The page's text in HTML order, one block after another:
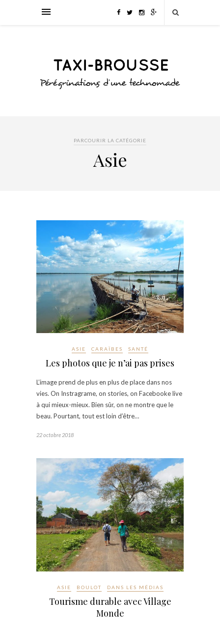
PARCOURIR LA CATÉGORIE
Asie
ASIE CARAÏBES SANTÉ
Les photos que je n’ai pas prises
L’image prend de plus en plus de place dans nos
vies. On Instragrame, on stories, on Facebooke live
à qui mieux-mieux. Bien sûr, on ne montre que le
beau. Pourtant, tout est loin d’être…
22 octobre 2018
ASIE BOULOT DANS LES MÉDIAS
Tourisme durable avec Village
Monde